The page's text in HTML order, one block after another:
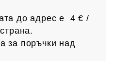
до адрес е 4 € /
за поръчки над